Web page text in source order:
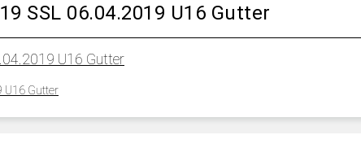
SSL 06.04.2019 U16 Gutter
U16 Gutter
U16 Gutter